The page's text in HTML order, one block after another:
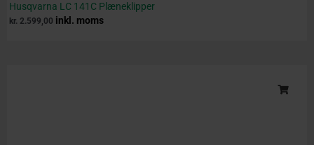
Husqvarna LC 141C Plæneklipper
kr. 2.599,00 inkl. moms